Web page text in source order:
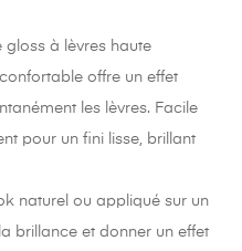
gloss à lèvres haute
offre un effet
les lèvres. Facile
pour un fini lisse, brillant
naturel ou appliqué sur un
brillance et donner un effet